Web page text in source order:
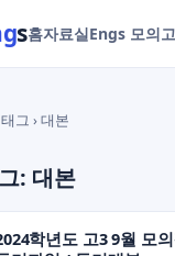
s홈자료실Engs 모의
태그 › 대본
: 대본
학년도 고3 9월 모